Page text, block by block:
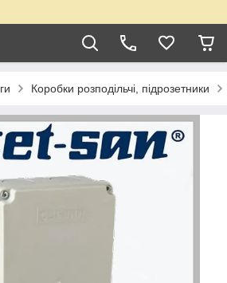
Коробки розподільчі, підрозетники